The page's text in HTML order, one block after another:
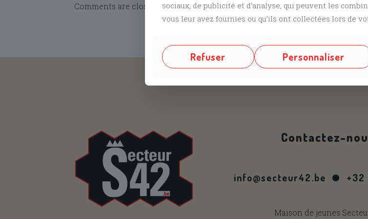
Comments are closed.
Contactez-
info@secteur42.be +32
Maison de jeunes
sociaux, de publicité et d’analyse, qui peuvent les
vous leur avez fournies ou qu’ils ont collectées lors de
Refuser Personnaliser